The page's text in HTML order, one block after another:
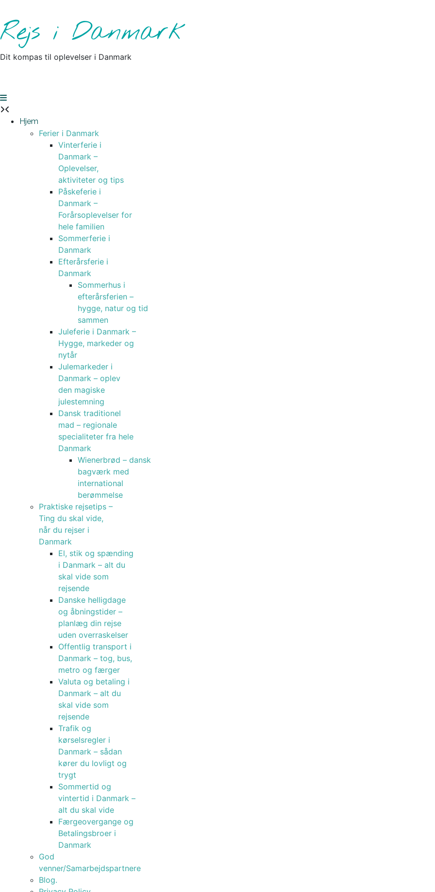
content
Rejs i Danmark
Dit kompas til oplevelser i Danmark
Hjem
Ferier i Danmark
Vinterferie i
Danmark –
Oplevelser,
aktiviteter og tips
Påskeferie i
Danmark –
Forårsoplevelser for
hele familien
Sommerferie i
Danmark
Efterårsferie i
Danmark
Sommerhus i
efterårsferien –
hygge, natur og tid
sammen
Juleferie i Danmark –
Hygge, markeder og
nytår
Julemarkeder i
Danmark – oplev
den magiske
julestemning
Dansk traditionel
mad – regionale
specialiteter fra hele
Danmark
Wienerbrød – dansk
bagværk med
international
berømmelse
Praktiske rejsetips –
Ting du skal vide,
når du rejser i
Danmark
El, stik og spænding
i Danmark – alt du
skal vide som
rejsende
Danske helligdage
og åbningstider –
planlæg din rejse
uden overraskelser
Offentlig transport i
Danmark – tog, bus,
metro og færger
Valuta og betaling i
Danmark – alt du
skal vide som
rejsende
Trafik og
kørselsregler i
Danmark – sådan
kører du lovligt og
trygt
Sommertid og
vintertid i Danmark –
alt du skal vide
Færgeovergange og
Betalingsbroer i
Danmark
God
venner/Samarbejdspartnere
Blog.